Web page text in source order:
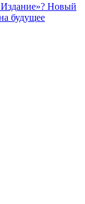
Издание»? Новый
будущее